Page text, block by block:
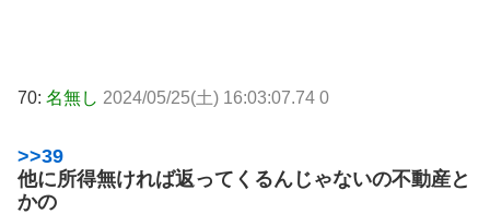
70: 名無し 2024/05/25(土) 16:03:07.74 0
>>39
他に所得無ければ返ってくるんじゃないの不動産と
かの